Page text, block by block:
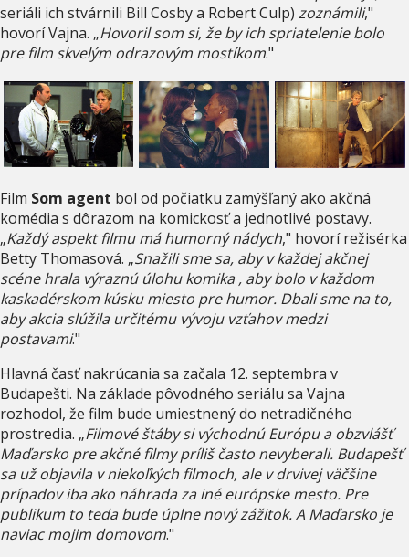
seriáli ich stvárnili Bill Cosby a Robert Culp) zoznámili,"
hovorí Vajna. „Hovoril som si, že by ich spriatelenie bolo
pre film skvelým odrazovým mostíkom."
Film Som agent bol od počiatku zamýšľaný ako akčná
komédia s dôrazom na komickosť a jednotlivé postavy.
„Každý aspekt filmu má humorný nádych," hovorí režisérka
Betty Thomasová. „Snažili sme sa, aby v každej akčnej
scéne hrala výraznú úlohu komika , aby bolo v každom
kaskadérskom kúsku miesto pre humor. Dbali sme na to,
aby akcia slúžila určitému vývoju vzťahov medzi
postavami."
Hlavná časť nakrúcania sa začala 12. septembra v
Budapešti. Na základe pôvodného seriálu sa Vajna
rozhodol, že film bude umiestnený do netradičného
prostredia. „Filmové štáby si východnú Európu a obzvlášť
Maďarsko pre akčné filmy príliš často nevyberali. Budapešť
sa už objavila v niekoľkých filmoch, ale v drvivej väčšine
prípadov iba ako náhrada za iné európske mesto. Pre
publikum to teda bude úplne nový zážitok. A Maďarsko je
naviac mojim domovom."